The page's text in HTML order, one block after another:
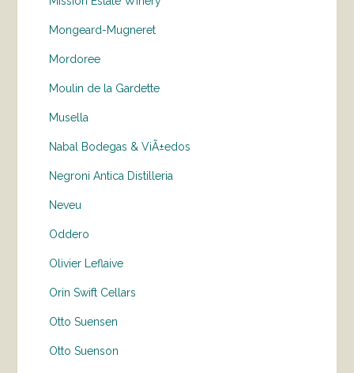
Mongeard-Mugneret
Mordoree
Moulin de la Gardette
Musella
Nabal Bodegas & ViÃ±edos
Negroni Antica Distilleria
Neveu
Oddero
Olivier Leflaive
Orin Swift Cellars
Otto Suensen
Otto Suenson